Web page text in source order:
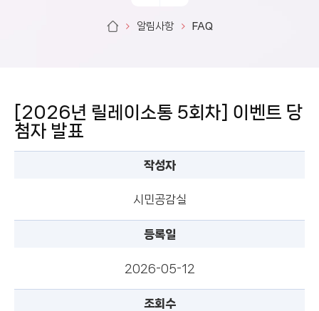
알림사항 FAQ
[2026년 릴레이소통 5회차] 이벤트 당
첨자 발표
작성자
시민공감실
등록일
2026-05-12
조회수